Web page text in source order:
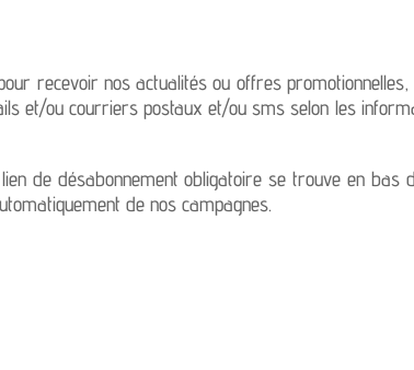
recevoir nos actualités ou offres
et/ou courriers postaux et/ou sms selon les
de désabonnement obligatoire se trouve en
de nos campagnes.